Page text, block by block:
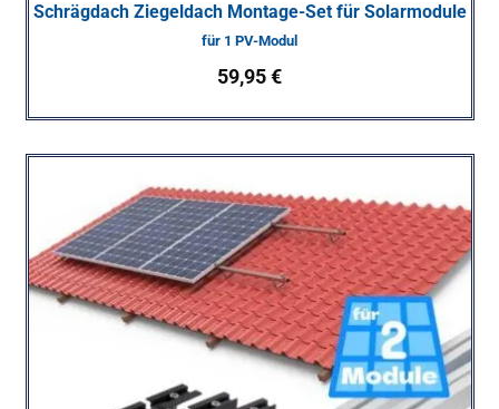
Schrägdach Ziegeldach Montage-Set für Solarmodule
für 1 PV-Modul
59,95€